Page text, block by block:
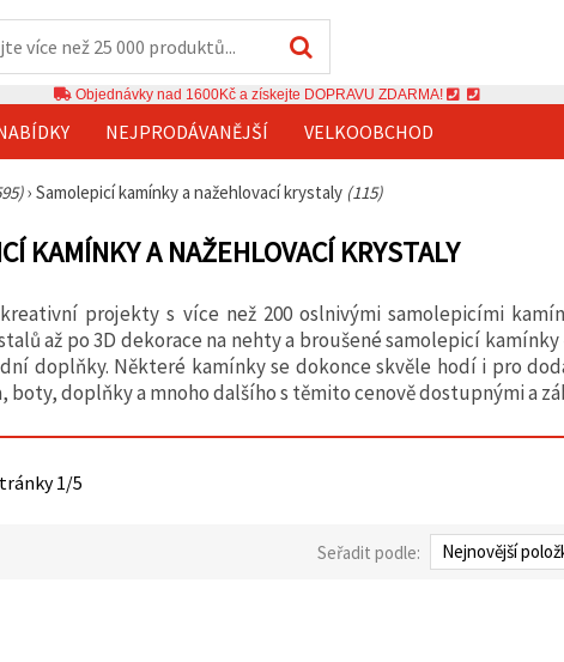
Objednávky nad 1600Kč a získejte DOPRAVU ZDARMA!
NEJPRODÁVANĚJŠÍ VELKOOBCHOD
› Samolepicí kamínky a nažehlovací krystaly (115)
KAMÍNKY A NAŽEHLOVACÍ KRYSTALY
projekty s více než 200 oslnivými samolepicími
až po 3D dekorace na nehty a broušené samolepicí
doplňky. Některé kamínky se dokonce skvěle hodí i pro
boty, doplňky a mnoho dalšího s těmito cenově dostupnými a
1/5
Seřadit podle: